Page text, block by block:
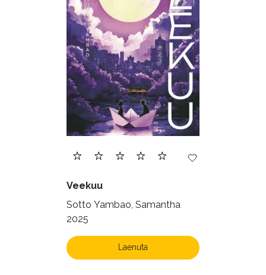
Veekuu
Sotto Yambao, Samantha
2025
Laenuta